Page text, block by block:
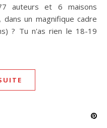
dans un magnifique cadre
? Tu n'as rien le 18-19